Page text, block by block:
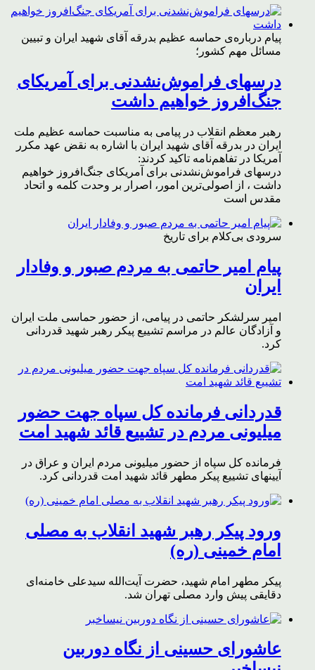
پیام درباره‌ی حماسه عظیم بدرقه آقای شهید ایران و تبیین
مسائل مهم کشور؛
درسهای فراموش‌نشدنی برای آمریکای
جنگ‌افروز خواهیم داشت
رهبر معظم انقلاب در پیامی به مناسبت حماسه عظیم ملت
ایران در بدرقه آقای شهید ایران با اشاره به نقض عهد مکرر
آمریکا در تفاهم‌نامه تاکید کردند:
درسهای فراموش‌نشدنی برای آمریکای جنگ‌افروز خواهیم
داشت ، از اصولی‌ترین امور، اصرار بر وحدت کلمه و اتحاد
مقدس است
سرودی بی‌کلام برای تاریخ
پیام امیر حاتمی به مردم صبور و وفادار
ایران
امیر سرلشکر حاتمی در پیامی، از حضور حماسی ملت ایران
و آزادگان عالم در مراسم تشییع پیکر رهبر شهید قدردانی
کرد.
قدردانی فرمانده کل سپاه جهت حضور
میلیونی مردم در تشییع قائد شهید امت
فرمانده کل سپاه از حضور میلیونی مردم ایران و عراق در
آیینهای تشییع پیکر مطهر قائد شهید امت قدردانی کرد.
ورود پیکر رهبر شهید انقلاب به مصلی
امام خمینی (ره)
پیکر مطهر امام شهید،‌ حضرت آیت‌الله سیدعلی خامنه‌ای
دقایقی پیش وارد مصلی تهران شد.
عاشورای حسینی از نگاه دوربین